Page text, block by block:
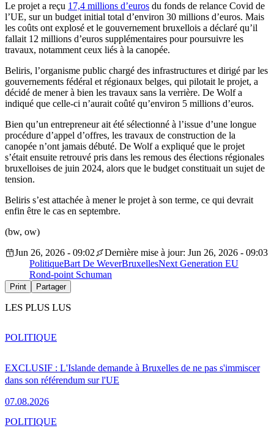
Le projet a reçu 17,4 millions d’euros du fonds de relance Covid de
l’UE, sur un budget initial total d’environ 30 millions d’euros. Mais
les coûts ont explosé et le gouvernement bruxellois a déclaré qu’il
fallait 12 millions d’euros supplémentaires pour poursuivre les
travaux, notamment ceux liés à la canopée.
Beliris, l’organisme public chargé des infrastructures et dirigé par les
gouvernements fédéral et régionaux belges, qui pilotait le projet, a
décidé de mener à bien les travaux sans la verrière. De Wolf a
indiqué que celle-ci n’aurait coûté qu’environ 5 millions d’euros.
Bien qu’un entrepreneur ait été sélectionné à l’issue d’une longue
procédure d’appel d’offres, les travaux de construction de la
canopée n’ont jamais débuté. De Wolf a expliqué que le projet
s’était ensuite retrouvé pris dans les remous des élections régionales
bruxelloises de juin 2024, alors que le budget constituait un sujet de
tension.
Beliris s’est attachée à mener le projet à son terme, ce qui devrait
enfin être le cas en septembre.
(bw, ow)
Jun 26, 2026 - 09:02
Dernière mise à jour: Jun 26, 2026 - 09:03
PolitiqueBart De WeverBruxellesNext Generation EU
Rond-point Schuman
Print Partager
LES PLUS LUS
EXCLUSIF : L'Islande demande à Bruxelles de ne pas s'immiscer
dans son référendum sur l'UE
07.08.2026
POLITIQUE
POLITIQUE